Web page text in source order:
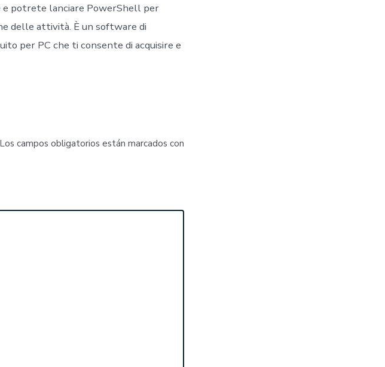
e potrete lanciare PowerShell per
delle attività. È un software di
per PC che ti consente di acquisire e
Los campos obligatorios están marcados con